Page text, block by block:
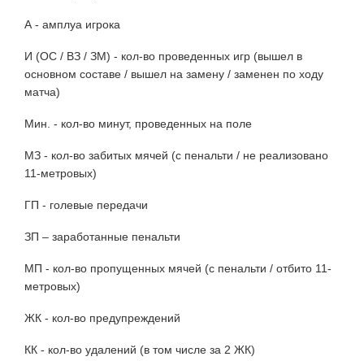
А - амплуа игрока
И (ОС / ВЗ / ЗМ) - кол-во проведенных игр (вышел в
основном составе / вышел на замену / заменен по ходу
матча)
Мин. - кол-во минут, проведенных на поле
МЗ - кол-во забитых мячей (с пенальти / не реализовано
11-метровых)
ГП - голевые передачи
ЗП – заработанные пенальти
МП - кол-во пропущенных мячей (с пенальти / отбито 11-
метровых)
ЖК - кол-во предупреждений
КК - кол-во удалений (в том числе за 2 ЖК)